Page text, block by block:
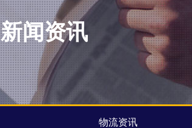
新闻资讯
物流资讯